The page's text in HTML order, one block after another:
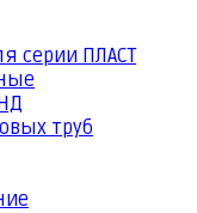
серии ПЛАСТ
труб